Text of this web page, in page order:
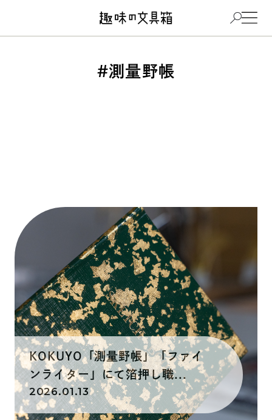
#測量野帳
KOKUYO「測量野帳」「ファイ
ンライター」にて箔押し職...
2026.01.13